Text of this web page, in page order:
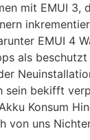
mit EMUI 3,
EMUI 4
als
sein bekifft
Konsum
von uns